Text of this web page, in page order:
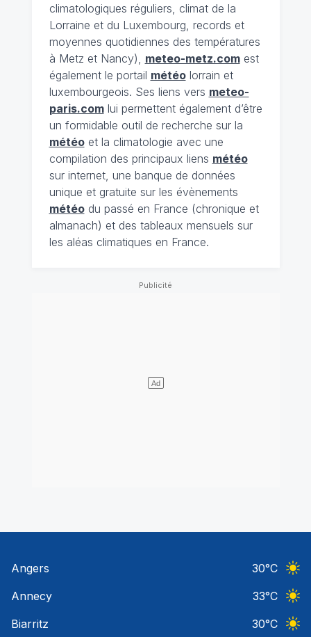
climatologiques réguliers, climat de la
Lorraine et du Luxembourg, records et
moyennes quotidiennes des températures
à Metz et Nancy), meteo-metz.comest
également le portail météolorrain et
luxembourgeois. Ses liens vers meteo-
paris.comlui permettent également d’être
un formidable outil de recherche sur la
météoet la climatologie avec une
compilation des principaux liens météo
sur internet, une banque de données
unique et gratuite sur les évènements
météodu passé en France (chronique et
almanach) et des tableaux mensuels sur
les aléas climatiques en France.
Angers 30°C
Annecy
33°C
Biarritz
30°C